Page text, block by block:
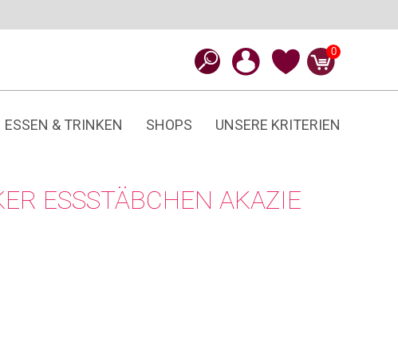
0
ESSEN & TRINKEN SHOPS UNSERE KRITERIEN
ESSSTÄBCHEN AKAZIE